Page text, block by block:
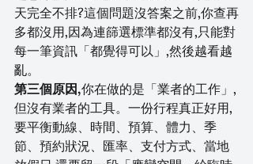
天完全不排?這個問題沒答案之前,你查再
多都沒用,因為連篩選標準都沒有,只能對
每一筆資訊「都覺得可以」,然後越看越
亂。
第三個原因,你在做的是「業者的工作」,
但沒有業者的工具。一份行程真正好用,
要平衡動線、時間、預算、體力、季
節、預約狀況、匯率、支付方式、當地